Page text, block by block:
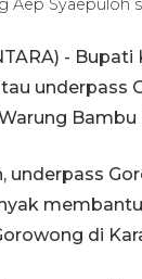
Aep Syaepuloh
-
underpass
underpass
di